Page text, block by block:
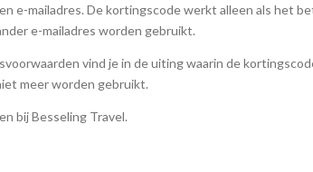
e-mailadres. De kortingscode werkt alleen als het
e-mailadres worden gebruikt.
vind je in de uiting waarin de
meer worden gebruikt.
bij Besseling Travel.